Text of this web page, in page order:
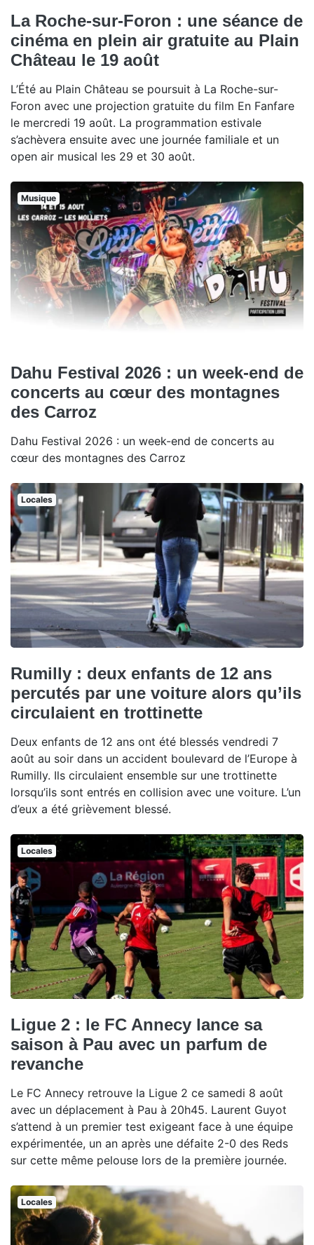
La Roche-sur-Foron : une séance de
cinéma en plein air gratuite au Plain
Château le 19 août
L’Été au Plain Château se poursuit à La Roche-sur-
Foron avec une projection gratuite du film En Fanfare
le mercredi 19 août. La programmation estivale
s’achèvera ensuite avec une journée familiale et un
open air musical les 29 et 30 août.
Musique
Dahu Festival 2026 : un week-end de
concerts au cœur des montagnes
des Carroz
Dahu Festival 2026 : un week-end de concerts au
cœur des montagnes des Carroz
Locales
Rumilly : deux enfants de 12 ans
percutés par une voiture alors qu’ils
circulaient en trottinette
Deux enfants de 12 ans ont été blessés vendredi 7
août au soir dans un accident boulevard de l’Europe à
Rumilly. Ils circulaient ensemble sur une trottinette
lorsqu’ils sont entrés en collision avec une voiture. L’un
d’eux a été grièvement blessé.
Locales
Ligue 2 : le FC Annecy lance sa
saison à Pau avec un parfum de
revanche
Le FC Annecy retrouve la Ligue 2 ce samedi 8 août
avec un déplacement à Pau à 20h45. Laurent Guyot
s’attend à un premier test exigeant face à une équipe
expérimentée, un an après une défaite 2-0 des Reds
sur cette même pelouse lors de la première journée.
Locales